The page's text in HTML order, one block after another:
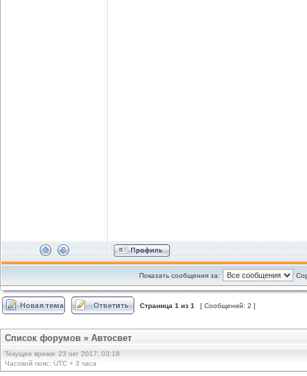
Показать сообщения за:
Страница 1 из 1 [ Сообщений: 2 ]
Список форумов » Автосвет
Текущее время: 23 окт 2017, 03:18
Часовой пояс: UTC + 3 часа